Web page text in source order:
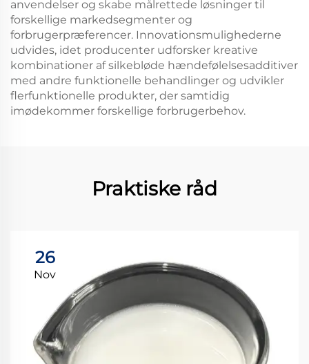
anvendelser og skabe målrettede løsninger til
forskellige markedsegmenter og
forbrugerpræferencer. Innovationsmulighederne
udvides, idet producenter udforsker kreative
kombinationer af silkebløde hændefølelsesadditiver
med andre funktionelle behandlinger og udvikler
flerfunktionelle produkter, der samtidig
imødekommer forskellige forbrugerbehov.
Praktiske råd
26
Nov